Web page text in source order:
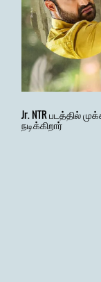
Jr. NTR படத்தில்
நடிக்கிறார்